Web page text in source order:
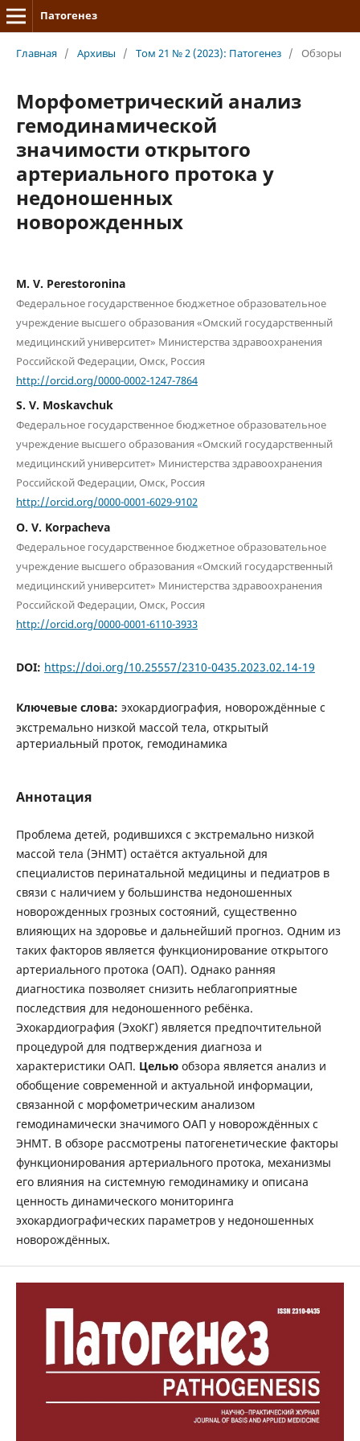
Патогенез
Главная / Архивы / Том 21 № 2 (2023): Патогенез / Обзоры
Морфометрический анализ
гемодинамической
значимости открытого
артериального протока у
недоношенных
новорожденных
M. V. Perestoronina
Федеральное государственное бюджетное образовательное
учреждение высшего образования «Омский государственный
медицинский университет» Министерства здравоохранения
Российской Федерации, Омск, Россия
http://orcid.org/0000-0002-1247-7864
S. V. Moskavchuk
Федеральное государственное бюджетное образовательное
учреждение высшего образования «Омский государственный
медицинский университет» Министерства здравоохранения
Российской Федерации, Омск, Россия
http://orcid.org/0000-0001-6029-9102
O. V. Korpacheva
Федеральное государственное бюджетное образовательное
учреждение высшего образования «Омский государственный
медицинский университет» Министерства здравоохранения
Российской Федерации, Омск, Россия
http://orcid.org/0000-0001-6110-3933
DOI: https://doi.org/10.25557/2310-0435.2023.02.14-19
Ключевые слова: эхокардиография, новорождённые с
экстремально низкой массой тела, открытый
артериальный проток, гемодинамика
Аннотация
Проблема детей, родившихся с экстремально низкой
массой тела (ЭНМТ) остаётся актуальной для
специалистов перинатальной медицины и педиатров в
связи с наличием у большинства недоношенных
новорожденных грозных состояний, существенно
влияющих на здоровье и дальнейший прогноз. Одним из
таких факторов является функционирование открытого
артериального протока (ОАП). Однако ранняя
диагностика позволяет снизить неблагоприятные
последствия для недоношенного ребёнка.
Эхокардиография (ЭхоКГ) является предпочтительной
процедурой для подтверждения диагноза и
характеристики ОАП. Цельюобзора является анализ и
обобщение современной и актуальной информации,
связанной с морфометрическим анализом
гемодинамически значимого ОАП у новорождённых с
ЭНМТ. В обзоре рассмотрены патогенетические факторы
функционирования артериального протока, механизмы
его влияния на системную гемодинамику и описана
ценность динамического мониторинга
эхокардиографических параметров у недоношенных
новорождённых.